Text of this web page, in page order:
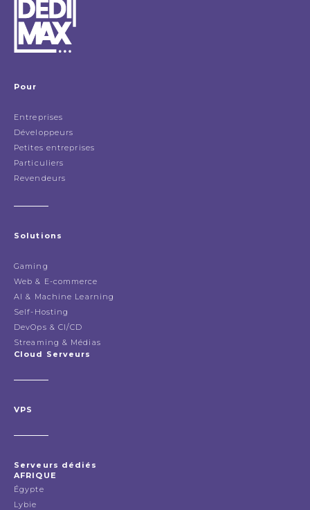
Pour
Entreprises
Développeurs
Petites entreprises
Particuliers
Revendeurs
Solutions
Gaming
Web & E-commerce
AI & Machine Learning
Self-Hosting
DevOps & CI/CD
Streaming & Médias
Cloud Serveurs
VPS
Serveurs dédiés
AFRIQUE
Égypte
Lybie